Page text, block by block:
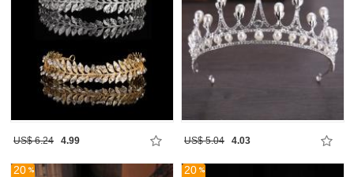
US$ 6.24 4.99 US$ 5.04 4.03
20 20